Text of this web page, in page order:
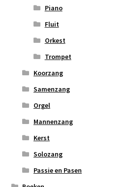
Piano
Fluit
Orkest
Trompet
Koorzang
Samenzang
Orgel
Mannenzang
Kerst
Solozang
Passie en Pasen